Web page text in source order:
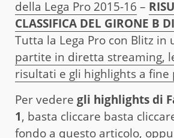
della Lega Pro 2015-16 –
CLASSIFICA DEL GIRONE B
Tutta la Lega Pro con Blitz in
partite in diretta streaming,
risultati e gli highlights a fine
Per vedere gli highlights di
1, basta cliccare basta
fondo a questo articolo,